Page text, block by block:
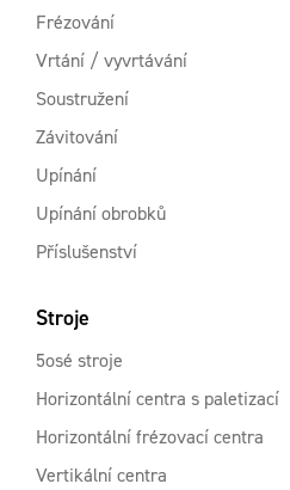
Frézování
Vrtání / vyvrtávání
Soustružení
Závitování
Upínání
Upínání obrobků
Příslušenství
Stroje
5osé stroje
Horizontální centra s paletizací
Horizontální frézovací centra
Vertikální centra